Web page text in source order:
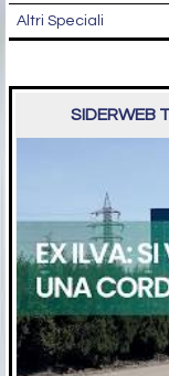
Altri Speciali
SIDERWEB